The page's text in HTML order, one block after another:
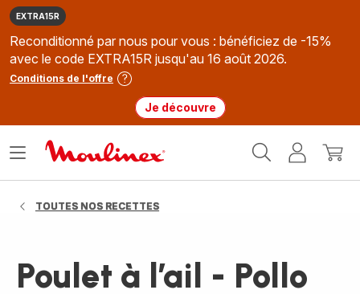
EXTRA15R
Reconditionné par nous pour vous : bénéficiez de -15%
avec le code EXTRA15R jusqu'au 16 août 2026.
Conditions de l'offre
Je découvre
MonMon
Ouvrir
TOUTES NOS RECETTES
Poulet à l’ail - Pollo